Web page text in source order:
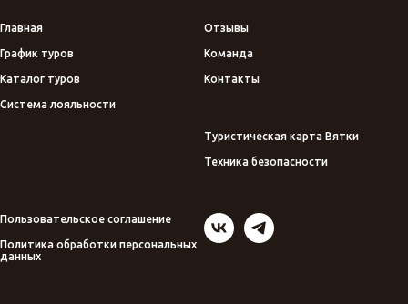
Главная
График туров
Каталог туров
Система лояльности
Отзывы
Команда
Контакты
Туристическая карта Вятки
Техника безопасности
Пользовательское соглашение
Политика обработки персональных
данных